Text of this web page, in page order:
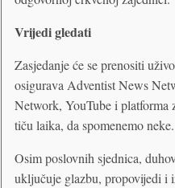
Vrijedi gledati
Zasjedanje će se prenositi
osigurava Adventist News
Network, YouTube i platforma
tiču laika, da spomenemo neke.
Osim poslovnih sjednica,
uključuje glazbu, propovijedi i